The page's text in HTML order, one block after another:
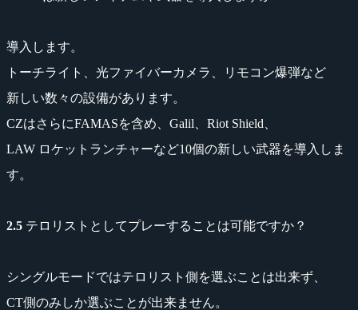
導入します。
トーチライト、光ファイバーカメラ、リモコン爆弾など
新しい数々の設備があります。
CZはさらにFAMASを含め、Galil、Riot Shield、
LAW ロケットランチャーなど10個の新しい武器を導入しま
す。
2.5 テロリストとしてプレーすることは可能ですか？
シングルモードではテロリスト側を選ぶことは出来ず、
CT側のみしか選ぶことが出来ません。